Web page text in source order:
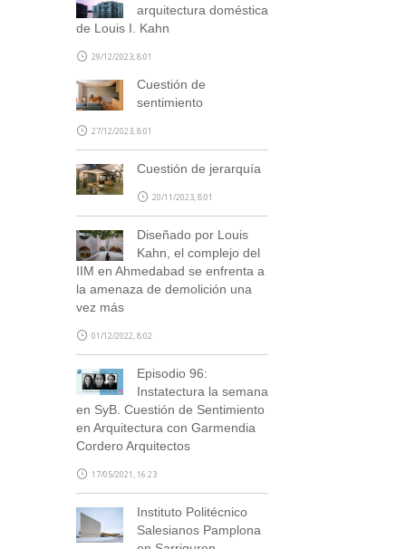
NOTA: En el caso de no haber recibido el
correo de confirmación por nuestra
blog@stepienybarno.es
SUSCRÍBETE
arquitectura doméstica
de Louis I. Kahn
29/12/2023, 8:01
Cuestión de
sentimiento
27/12/2023, 8:01
Cuestión de jerarquía
20/11/2023, 8:01
Diseñado por Louis
Kahn, el complejo del
IIM en Ahmedabad se enfrenta a
la amenaza de demolición una
vez más
01/12/2022, 8:02
Episodio 96:
Instatectura la semana
en SyB. Cuestión de Sentimiento
en Arquitectura con Garmendia
Cordero Arquitectos
17/05/2021, 16:23
Instituto Politécnico
Salesianos Pamplona